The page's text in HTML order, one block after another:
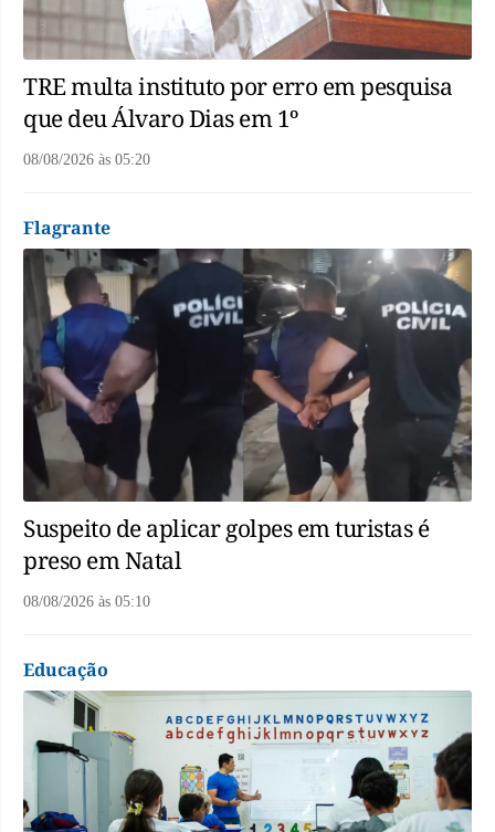
TRE multa instituto por erro em pesquisa
que deu Álvaro Dias em 1º
08/08/2026 às 05:20
Flagrante
Suspeito de aplicar golpes em turistas é
preso em Natal
08/08/2026 às 05:10
Educação